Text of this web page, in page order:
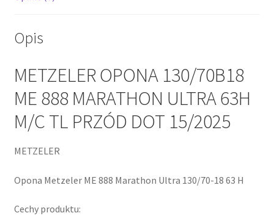
Opis
METZELER OPONA 130/70B18
ME 888 MARATHON ULTRA 63H
M/C TL PRZÓD DOT 15/2025
METZELER
Opona Metzeler ME 888 Marathon Ultra 130/70-18 63 H
Cechy produktu: